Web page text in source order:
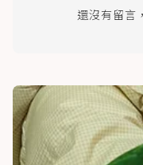
還沒有留言